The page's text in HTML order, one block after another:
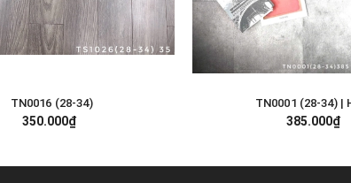
TÙY CHỌN
TN0016 (28-34)
350.000₫
TÙY CHỌN
TN0001 (28-34) |
385.000₫